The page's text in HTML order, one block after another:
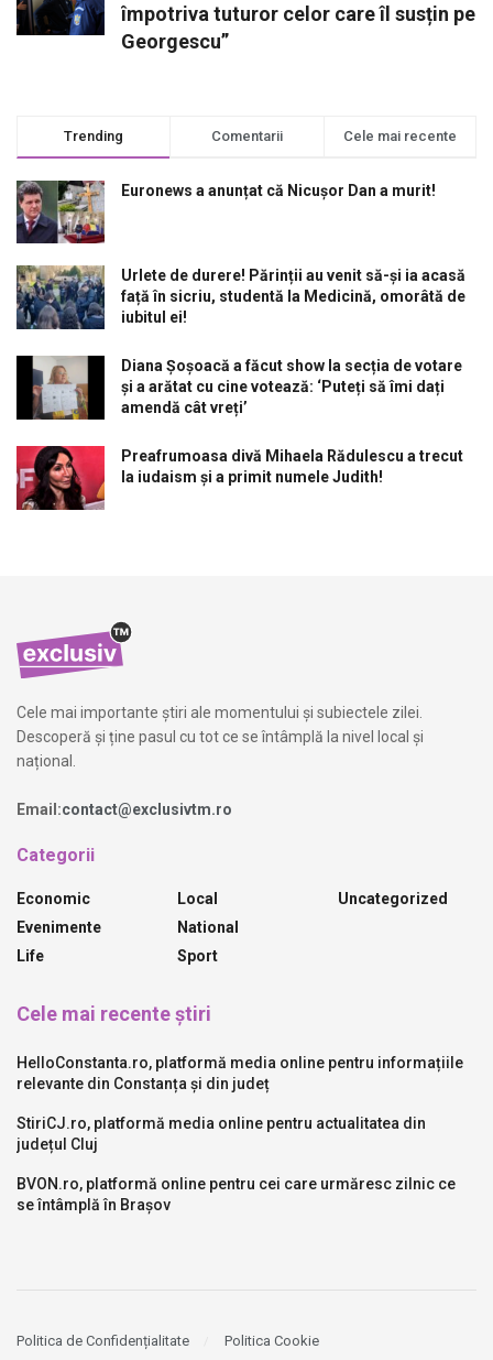
împotriva tuturor celor care îl susțin pe
Georgescu”
Trending Comentarii Cele mai recente
Euronews a anunțat că Nicușor Dan a murit!
Urlete de durere! Părinții au venit să-și ia acasă
față în sicriu, studentă la Medicină, omorâtă de
iubitul ei!
Diana Șoșoacă a făcut show la secția de votare
și a arătat cu cine votează: ‘Puteți să îmi dați
amendă cât vreți’
Preafrumoasa divă Mihaela Rădulescu a trecut
la iudaism și a primit numele Judith!
Cele mai importante știri ale momentului și subiectele zilei.
Descoperă și ține pasul cu tot ce se întâmplă la nivel local și
național.
Email:contact@exclusivtm.ro
Categorii
Economic
Evenimente
Life
Local
National
Sport
Uncategorized
Cele mai recente știri
HelloConstanta.ro, platformă media online pentru informațiile
relevante din Constanța și din județ
StiriCJ.ro, platformă media online pentru actualitatea din
județul Cluj
BVON.ro, platformă online pentru cei care urmăresc zilnic ce
se întâmplă în Brașov
Politica de Confidențialitate Politica Cookie